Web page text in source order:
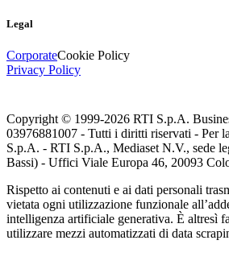
Legal
CorporateCookie Policy
Privacy Policy
Copyright © 1999-2026 RTI S.p.A.
03976881007 - Tutti i diritti riservati - Per
S.p.A. - RTI S.p.A., Mediaset N.V., sede
Bassi) - Uffici Viale Europa 46, 20093
Rispetto ai contenuti e ai dati personali
vietata ogni utilizzazione funzionale
intelligenza artificiale generativa. È altresì
utilizzare mezzi automatizzati di data